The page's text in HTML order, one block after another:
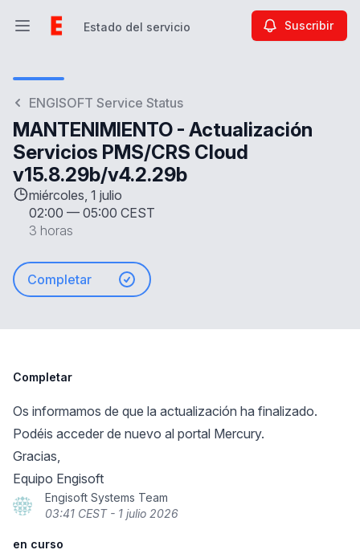
Abrir menú principalEstado del servicio Suscribir
ENGISOFT Service Status
MANTENIMIENTO - Actualización
Servicios PMS/CRS Cloud
v15.8.29b/v4.2.29b
miércoles, 1 julio
02:00 — 05:00 CEST
3 horas
Completar
Completar
Os informamos de que la actualización ha finalizado.
Podéis acceder de nuevo al portal Mercury.
Gracias,
Equipo Engisoft
Engisoft Systems Team
03:41 CEST - 1 julio 2026
en curso